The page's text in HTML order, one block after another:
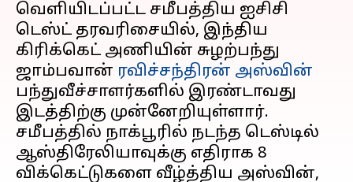
வெளியிடப்பட்ட சமீபத்திய ஐசிசி
டெஸ்ட் தரவரிசையில், இந்திய
கிரிக்கெட் அணியின் சுழற்பந்து
ஜாம்பவான் ரவிச்சந்திரன் அஸ்வின்
பந்துவீச்சாளர்களில் இரண்டாவது
இடத்திற்கு முன்னேறியுள்ளார்.
சமீபத்தில் நாக்பூரில் நடந்த டெஸ்டில்
ஆஸ்திரேலியாவுக்கு எதிராக 8
விக்கெட்டுகளை வீழ்த்திய அஸ்வின்,